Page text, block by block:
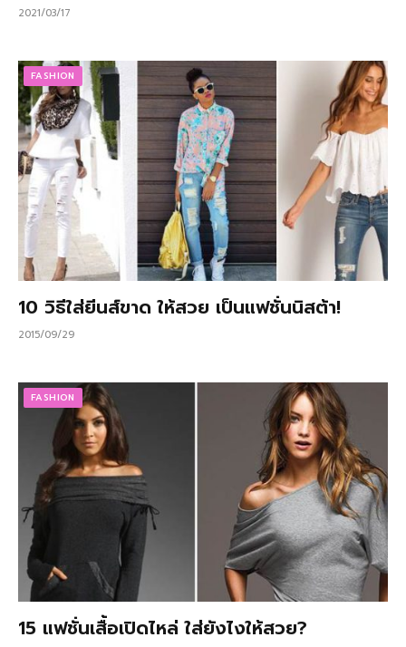
2021/03/17
FASHION
10 วิธีใส่ยีนส์ขาด ให้สวย เป็นแฟชั่นนิสต้า!
2015/09/29
FASHION
15 แฟชั่นเสื้อเปิดไหล่ ใส่ยังไงให้สวย?